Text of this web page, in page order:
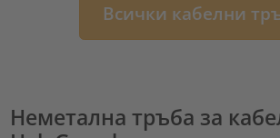
Всички кабелни
Неметална тръба за